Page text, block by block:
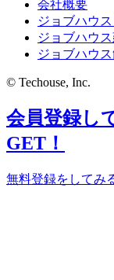
会社概要
ジョブハウ
ジョブハウ
ジョブハウ
© Techouse, Inc.
会員登録し
GET！
無料登録をしてみ